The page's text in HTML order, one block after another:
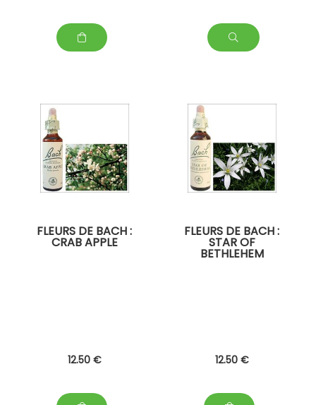
FLEURS DE BACH :
CRAB APPLE
12.50 €
FLEURS DE BACH :
STAR OF
BETHLEHEM
12.50 €